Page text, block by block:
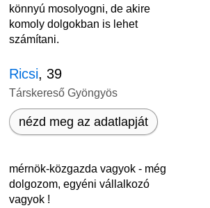
könnyú mosolyogni, de akire
komoly dolgokban is lehet
számítani.
Ricsi, 39
Társkereső Gyöngyös
nézd meg az adatlapját
mérnök-közgazda vagyok - még
dolgozom, egyéni vállalkozó
vagyok !